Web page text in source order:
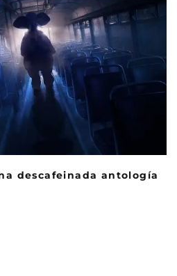
descafeinada antología